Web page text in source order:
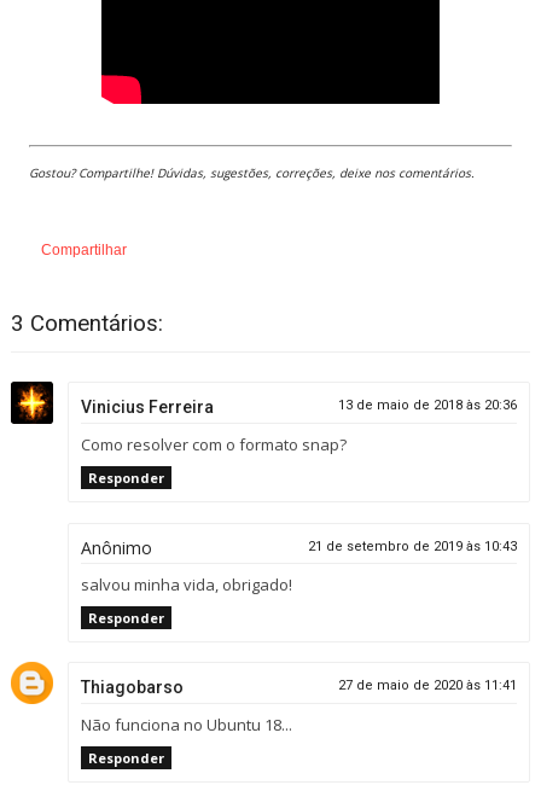
Gostou? Compartilhe! Dúvidas, sugestões, correções, deixe nos comentários.
Compartilhar
3 Comentários:
Vinicius Ferreira 13 de maio de 2018 às 20:36
Como resolver com o formato snap?
Responder
Anônimo 21 de setembro de 2019 às 10:43
salvou minha vida, obrigado!
Responder
Thiagobarso 27 de maio de 2020 às 11:41
Não funciona no Ubuntu 18...
Responder